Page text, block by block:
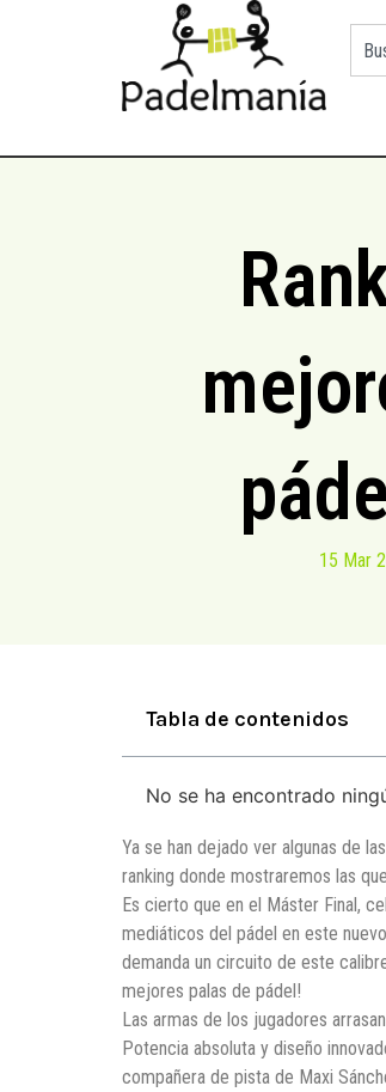
15 Mar
Tabla de contenidos
No se ha encontrado
Ya se han dejado ver algunas de
ranking donde mostraremos las
Es cierto que en el Máster Final,
mediáticos del pádel en este
demanda un circuito de este
mejores palas de pádel!
Las armas de los jugadores
Potencia absoluta y diseño
compañera de pista de Maxi